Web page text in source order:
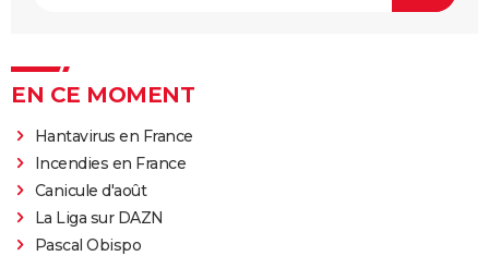
EN CE MOMENT
Hantavirus en France
Incendies en France
Canicule d'août
La Liga sur DAZN
Pascal Obispo